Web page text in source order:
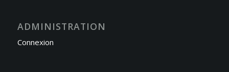
ADMINISTRATION
Connexion